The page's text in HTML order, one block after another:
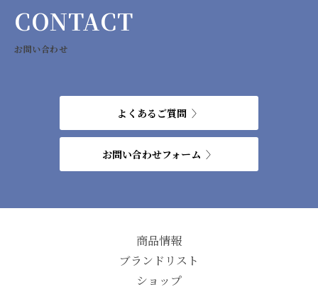
CONTACT
お問い合わせ
よくあるご質問
お問い合わせフォーム
商品情報
ブランドリスト
ショップ